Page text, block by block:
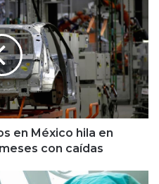
en México hila en
con caídas